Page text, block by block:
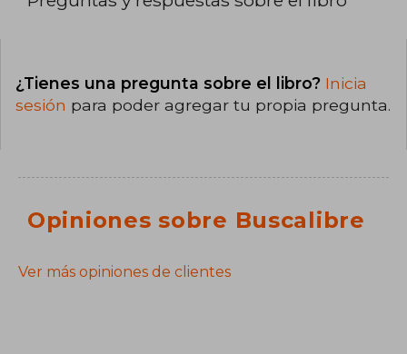
¿Tienes una pregunta sobre el libro? Inicia
sesión para poder agregar tu propia pregunta.
Opiniones sobre Buscalibre
Ver más opiniones de clientes